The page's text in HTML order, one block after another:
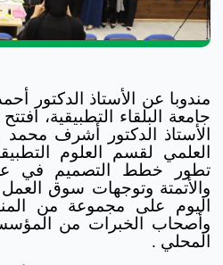
مندوبا عن الأستاذ الدكتور
جامعة البلقاء التطبيقية،
الأستاذ الدكتور أشرف
العلمي لقسم العلوم
تطور خطط التصميم في
والأتمتة وتوجهات سوق
اليوم على مجموعة من
وأصحاب الخبرات من
المحلي .